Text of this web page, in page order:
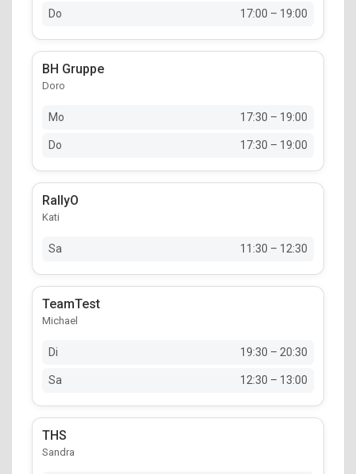
Do 17:00 – 19:00
BH Gruppe
Doro
Mo 17:30 – 19:00
Do 17:30 – 19:00
RallyO
Kati
Sa 11:30 – 12:30
TeamTest
Michael
Di 19:30 – 20:30
Sa 12:30 – 13:00
THS
Sandra